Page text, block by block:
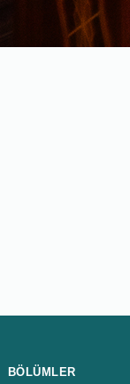
BÖLÜMLER